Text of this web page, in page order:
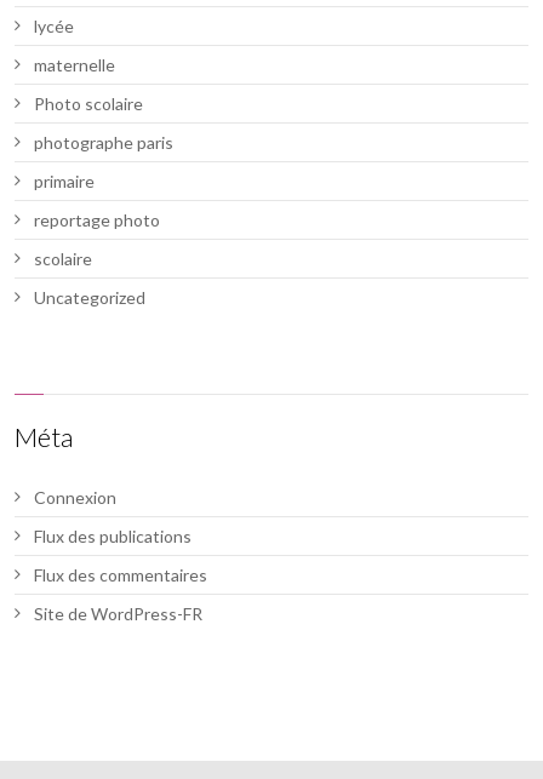
lycée
maternelle
Photo scolaire
photographe paris
primaire
reportage photo
scolaire
Uncategorized
Méta
Connexion
Flux des publications
Flux des commentaires
Site de WordPress-FR